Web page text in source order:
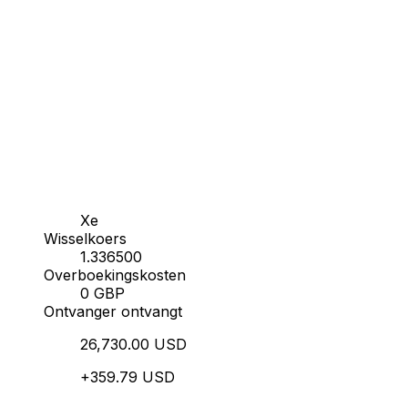
Xe
Wisselkoers
1.336500
Overboekingskosten
0 GBP
Ontvanger ontvangt
26,730.00 USD
+359.79 USD